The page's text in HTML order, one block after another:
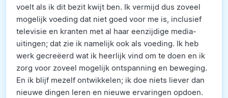
voelt als ik dit bezit kwijt ben. Ik vermijd dus zoveel
mogelijk voeding dat niet goed voor me is, inclusief
televisie en kranten met al haar eenzijdige media-
uitingen; dat zie ik namelijk ook als voeding. Ik heb
werk gecreëerd wat ik heerlijk vind om te doen en ik
zorg voor zoveel mogelijk ontspanning en beweging.
En ik blijf mezelf ontwikkelen; ik doe niets liever dan
nieuwe dingen leren en nieuwe ervaringen opdoen.